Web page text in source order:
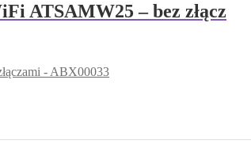
ATSAMW25 – bez złącz
- ABX00033